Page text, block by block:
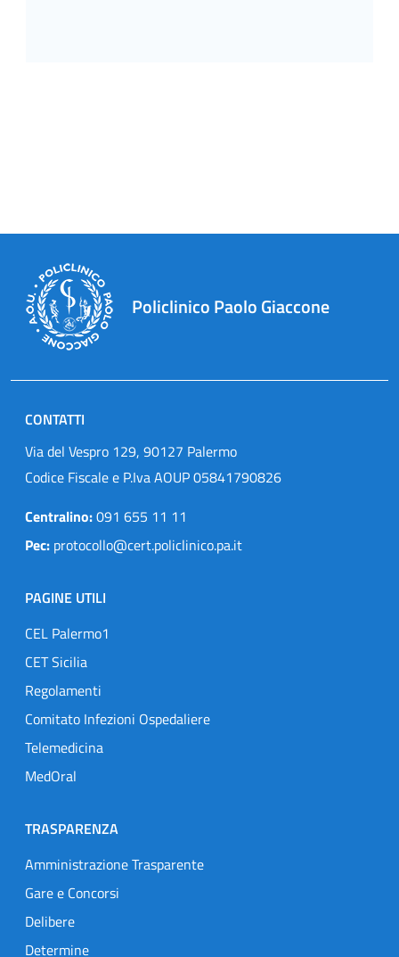
Policlinico Paolo Giaccone
CONTATTI
Via del Vespro 129, 90127 Palermo
Codice Fiscale e P.Iva AOUP 05841790826
Centralino:091 655 11 11
Pec: protocollo@cert.policlinico.pa.it
PAGINE UTILI
CEL Palermo1
CET Sicilia
Regolamenti
Comitato Infezioni Ospedaliere
Telemedicina
MedOral
TRASPARENZA
Amministrazione Trasparente
Gare e Concorsi
Delibere
Determine